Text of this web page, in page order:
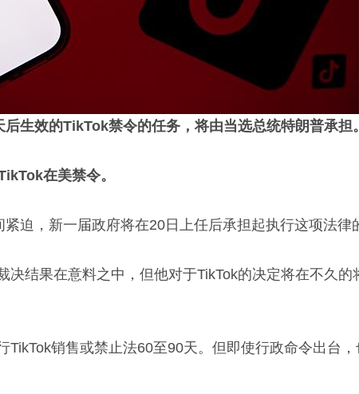
生效的TikTok禁令的任务，将由当选总统特朗普承担。
在美禁令。
迫，新一届政府将在20日上任后承担起执行这项法律
结果在意料之中，但他对于TikTok的决定将在不久的
销售或禁止法60至90天。但即使行政命令出台